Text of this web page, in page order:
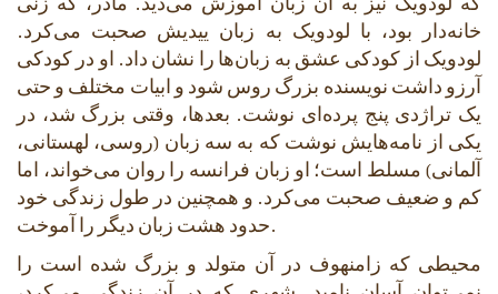
خانه‌دار بود، با لودویک به زبان ییدیش صحبت می‌کرد.
لودویک از کودکی عشق به زبان‌ها را نشان داد. او در کودکی
آرزو داشت نویسنده بزرگ روس شود و ابیات مختلف و حتی
یک تراژدی پنج پرده‌ای نوشت. بعدها، وقتی بزرگ شد، در
یکی از نامه‌هایش نوشت که به سه زبان (روسی، لهستانی،
آلمانی) مسلط است؛ او زبان فرانسه را روان می‌خواند، اما
کم و ضعیف صحبت می‌کرد. و همچنین در طول زندگی خود
حدود هشت زبان دیگر را آموخت.
محیطی که زامنهوف در آن متولد و بزرگ شده است را